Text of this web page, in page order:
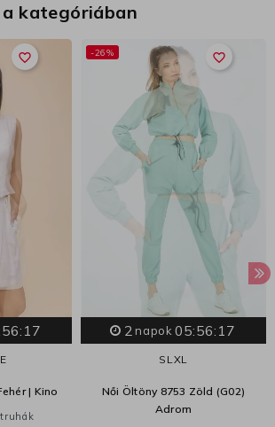
kategóriában
favorite_border
| Kino
favorite_border
-26%
2 napok 05:56:17
S L XL
Női Öltöny 8753 Zöld (G02)
Adrom